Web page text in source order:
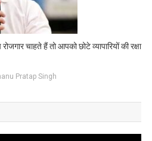
चाहते हैं तो आपको छोटे व्यापारियों की रक्षा
Pratap Singh